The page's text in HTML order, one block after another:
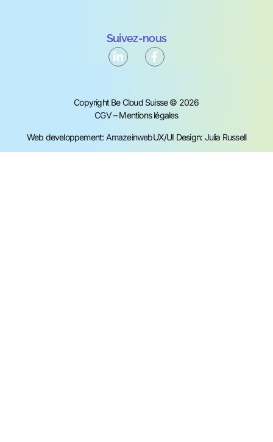
Suivez-nous
Copyright Be Cloud Suisse © 2026
CGV– Mentions légales
UX/UI Design: Julia Russell
Web developpement: Amazeinweb